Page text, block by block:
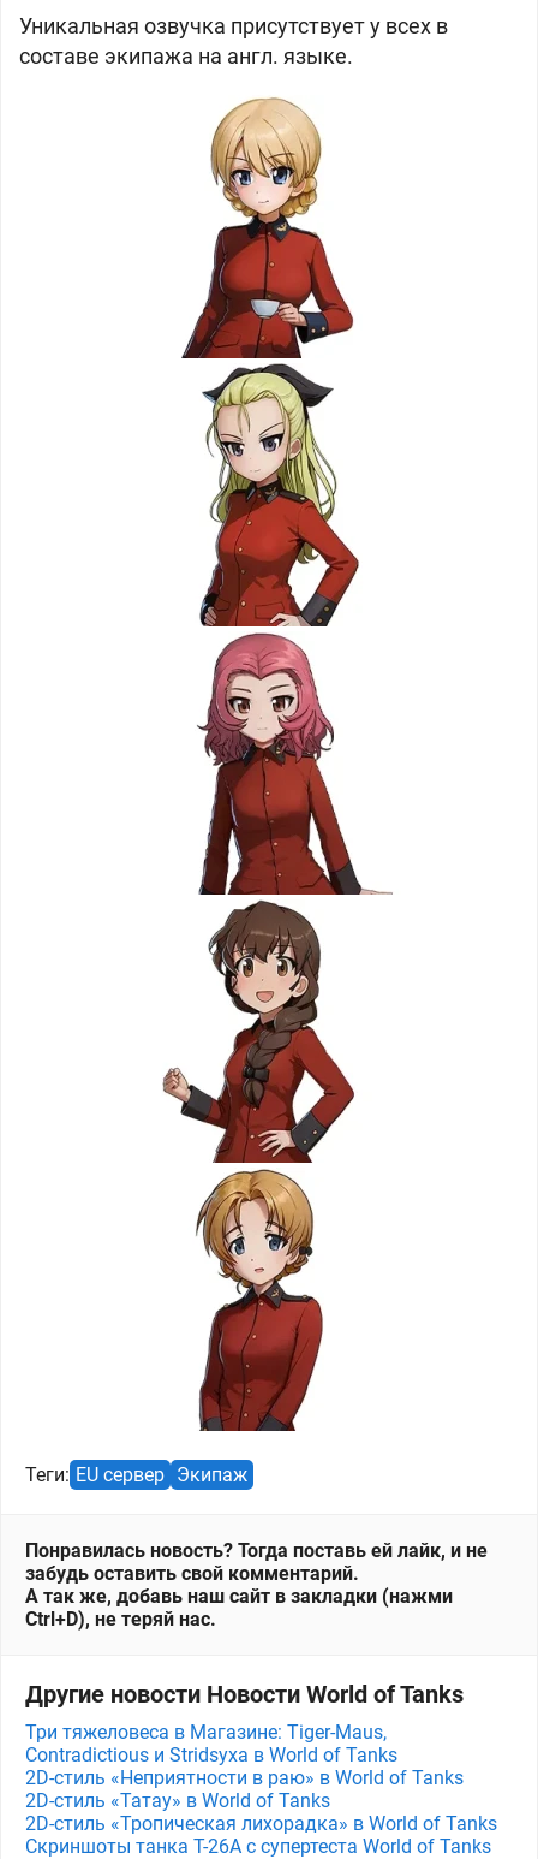
Уникальная озвучка присутствует у всех в
составе экипажа на англ. языке.
Теги: EU сервер Экипаж
Понравилась новость? Тогда поставь ей лайк, и не
забудь оставить свой комментарий.
А так же, добавь наш сайт в закладки (нажми
Ctrl+D), не теряй нас.
Другие новости Новости World of Tanks
Три тяжеловеса в Магазине: Tiger-Maus,
Contradictious и Stridsyxa в World of Tanks
2D-стиль «Неприятности в раю» в World of Tanks
2D-стиль «Татау» в World of Tanks
2D-стиль «Тропическая лихорадка» в World of Tanks
Скриншоты танка T-26A с супертеста World of Tanks